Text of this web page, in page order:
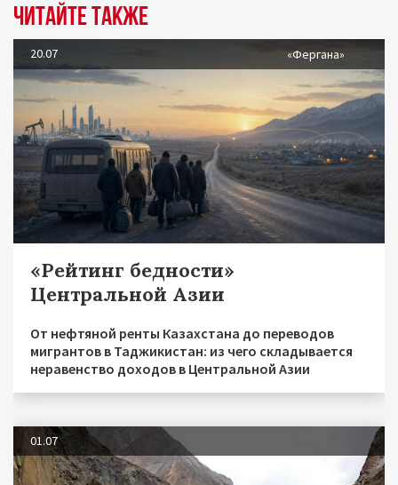
Читайте также
20.07 «Фергана»
«Рейтинг бедности»
Центральной Азии
От нефтяной ренты Казахстана до переводов
мигрантов в Таджикистан: из чего складывается
неравенство доходов в Центральной Азии
01.07